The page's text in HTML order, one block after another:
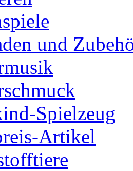
und
Spielzeug
Artikel